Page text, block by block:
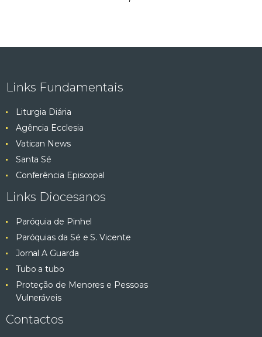
Links Fundamentais
Liturgia Diária
Agência Ecclesia
Vatican News
Santa Sé
Conferência Episcopal
Links Diocesanos
Paróquia de Pinhel
Paróquias da Sé e S. Vicente
Jornal A Guarda
Tubo a tubo
Proteção de Menores e Pessoas
Vulneráveis
Contactos